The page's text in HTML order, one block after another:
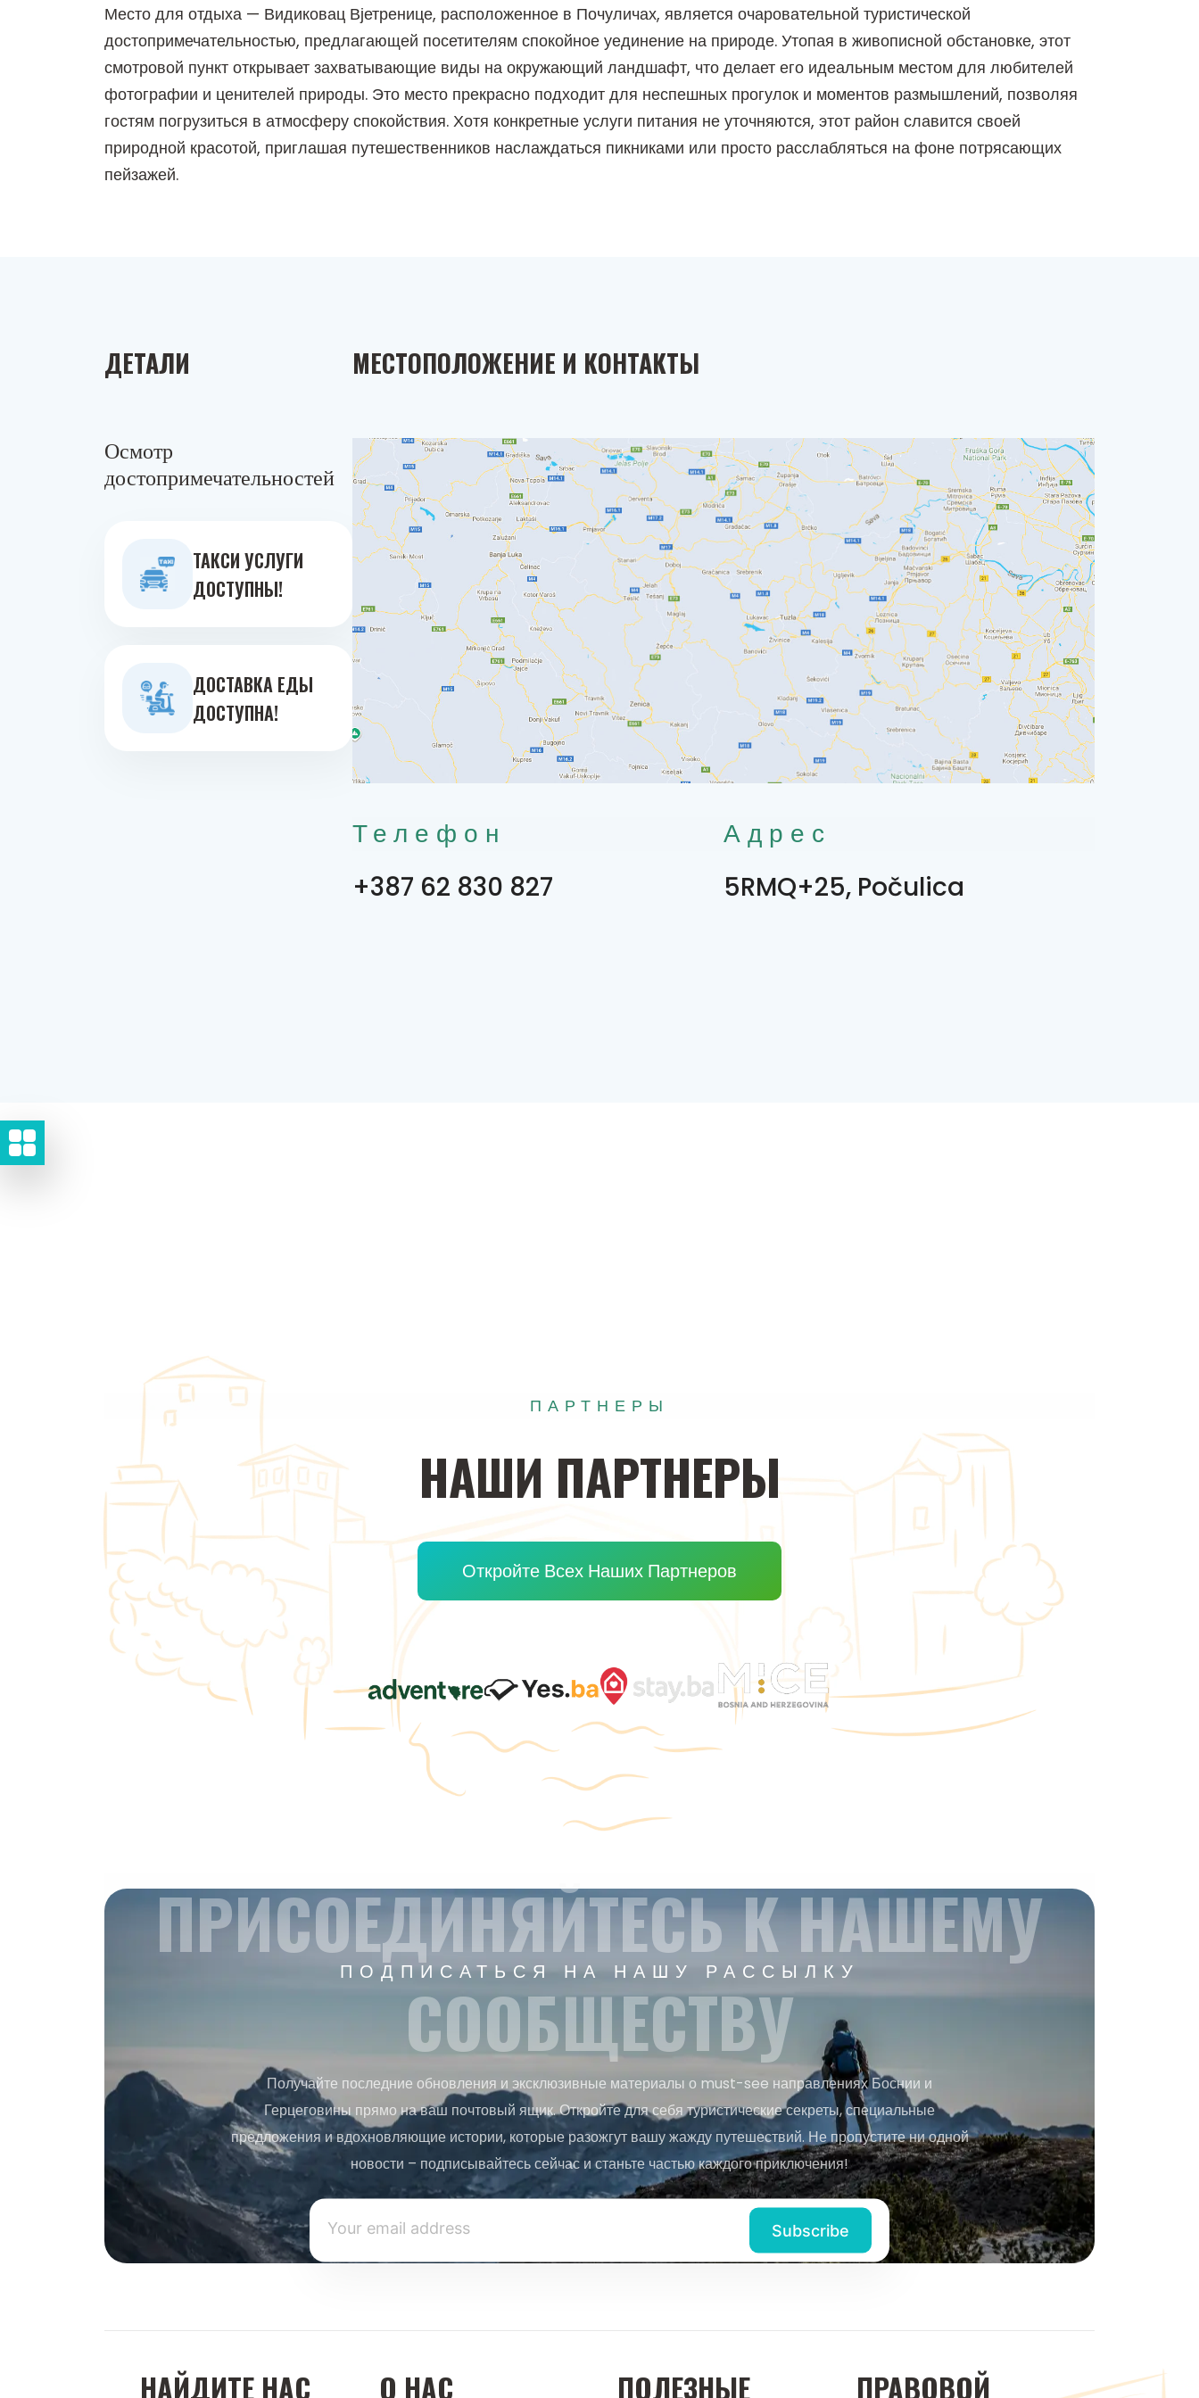
Место для отдыха — Видиковац Вјетренице, расположенное в Почуличах, является очаровательной туристической
достопримечательностью, предлагающей посетителям спокойное уединение на природе. Утопая в живописной обстановке, этот
смотровой пункт открывает захватывающие виды на окружающий ландшафт, что делает его идеальным местом для любителей
фотографии и ценителей природы. Это место прекрасно подходит для неспешных прогулок и моментов размышлений, позволяя
гостям погрузиться в атмосферу спокойствия. Хотя конкретные услуги питания не уточняются, этот район славится своей
природной красотой, приглашая путешественников наслаждаться пикниками или просто расслабляться на фоне потрясающих
пейзажей.
ДЕТАЛИ
Осмотр
достопримечательностей
ТАКСИ УСЛУГИ
ДОСТУПНЫ!
ДОСТАВКА ЕДЫ
ДОСТУПНА!
МЕСТОПОЛОЖЕНИЕ И КОНТАКТЫ
Телефон
+387 62 830 827
Адрес
5RMQ+25, Počulica
ПАРТНЕРЫ
НАШИ ПАРТНЕРЫ
Откройте Всех Наших Партнеров
ПОДПИСАТЬСЯ НА НАШУ РАССЫЛКУ
ПРИСОЕДИНЯЙТЕСЬ К НАШЕМУ
СООБЩЕСТВУ
Получайте последние обновления и эксклюзивные материалы о must-see направлениях Боснии и
Герцеговины прямо на ваш почтовый ящик. Откройте для себя туристические секреты, специальные
предложения и вдохновляющие истории, которые разожгут вашу жажду путешествий. Не пропустите ни одной
новости – подписывайтесь сейчас и станьте частью каждого приключения!
НАЙДИТЕ НАС О НАС ПОЛЕЗНЫЕ ПРАВОВОЙ